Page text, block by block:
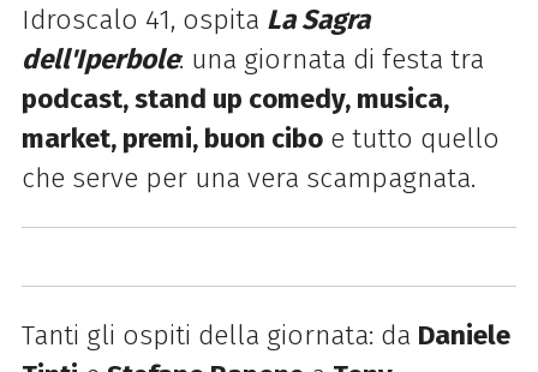
Idroscalo 41, ospita La Sagra
dell'Iperbole: una giornata di festa tra
podcast, stand up comedy, musica,
market, premi, buon ciboe tutto quello
che serve per una vera scampagnata.
Tanti gli ospiti della giornata: da Daniele